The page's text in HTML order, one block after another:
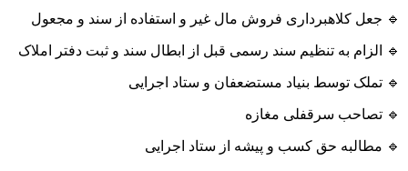
🔹 جعل کلاهبرداری فروش مال غیر و استفاده از سند و مجعول
🔹 الزام به تنظیم سند رسمی قبل از ابطال سند و ثبت دفتر املاک
🔹 تملک توسط بنیاد مستضعفان و ستاد اجرایی
🔹 تصاحب سرقفلی مغازه
🔹 مطالبه حق کسب و پیشه از ستاد اجرایی